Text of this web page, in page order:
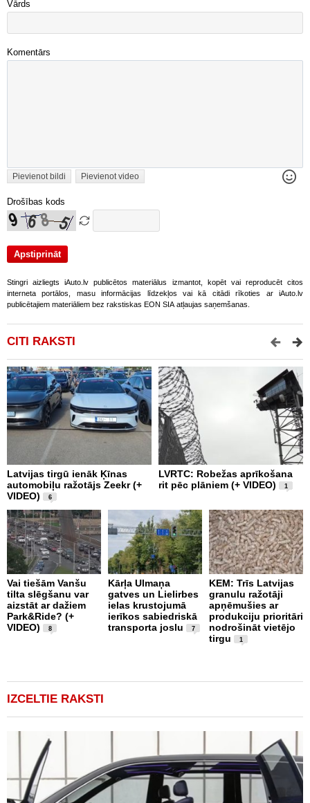
Vārds
Komentārs
Pievienot bildi Pievienot video
Drošības kods
Stingri aizliegts iAuto.lv publicētos materiālus izmantot, kopēt vai reproducēt citos
interneta portālos, masu informācijas līdzekļos vai kā citādi rīkoties ar iAuto.lv
publicētajiem materiāliem bez rakstiskas EON SIA atļaujas saņemšanas.
CITI RAKSTI
Latvijas tirgū ienāk Ķīnas
automobiļu ražotājs Zeekr (+
VIDEO)
6
LVRTC: Robežas aprīkošana
rit pēc plāniem (+ VIDEO)
1
Vai tiešām Vanšu
tilta slēgšanu var
aizstāt ar dažiem
Park&Ride? (+
VIDEO)
8
Kārļa Ulmaņa
gatves un Lielirbes
ielas krustojumā
ierīkos sabiedriskā
transporta joslu
7
KEM: Trīs Latvijas
granulu ražotāji
apņēmušies ar
produkciju prioritāri
nodrošināt vietējo
tirgu
1
IZCELTIE RAKSTI